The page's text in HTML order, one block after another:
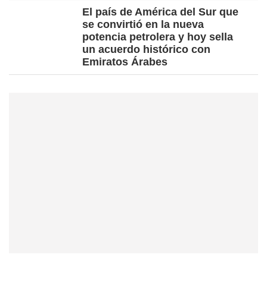
El país de América del Sur que
se convirtió en la nueva
potencia petrolera y hoy sella
un acuerdo histórico con
Emiratos Árabes